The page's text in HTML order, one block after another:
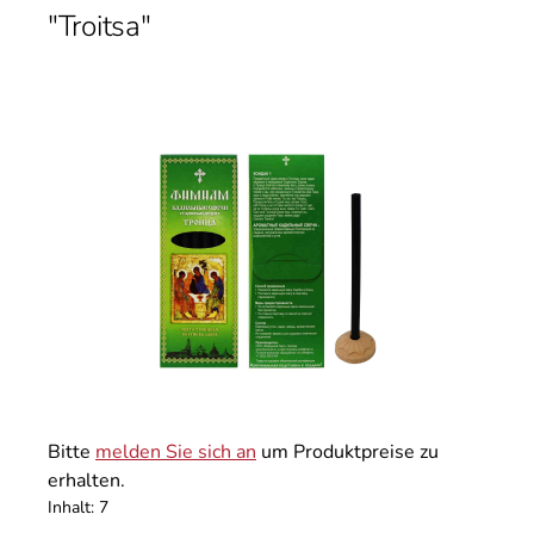
"Troitsa"
Bitte melden Sie sich an um Produktpreise zu
erhalten.
Inhalt: 7